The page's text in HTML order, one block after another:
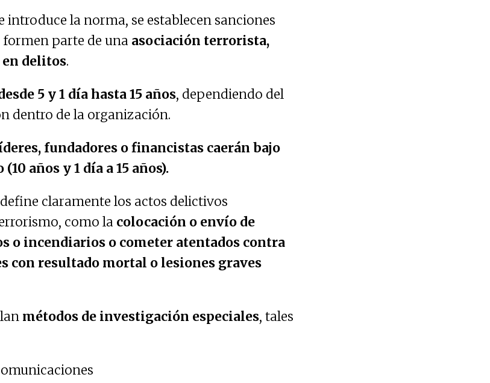
introduce la norma, se establecen sanciones
parte de una asociación terrorista,
delitos.
5 y 1 día hasta 15 años, dependiendo del
dentro de la organización.
fundadores o financistas caerán bajo
años y 1 día a 15 años).
define claramente los actos delictivos
como la colocación o envío de
o incendiarios o cometer atentados contra
con resultado mortal o lesiones graves
métodos de investigación especiales, tales